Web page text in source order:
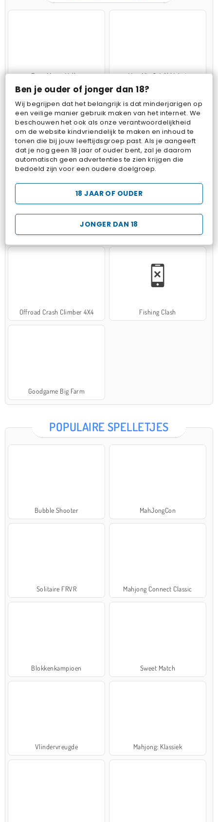
Ben je ouder of jonger dan 18?
Wij begrijpen dat het belangrijk is dat minderjarigen op
een veilige manier gebruik maken van het internet. We
beschouwen het ook als onze verantwoordelijkheid
om de website kindvriendelijk te maken en inhoud te
tonen die bij jouw leeftijdsgroep past. Als je aangeeft
dat je nog geen 18 jaar of ouder bent, zal je daarom
automatisch geen advertenties te zien krijgen die
bedoeld zijn voor een oudere doelgroep.
JONGER DAN 18
18 JAAR OF OUDER
Farm Merge Valley VegaMix 2: Wild West
Pop Fruit Bubbits
Hospital Surgeon Doctor Game Potion Sort
Offroad Crash Climber 4X4 Fishing Clash
Goodgame Big Farm
POPULAIRE SPELLETJES
Bubble Shooter MahJongCon
Solitaire FRVR Mahjong Connect Classic
Blokkenkampioen Sweet Match
Vlindervreugde Mahjong: Klassiek